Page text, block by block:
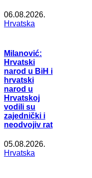
06.08.2026.
Hrvatska
Milanović:
Hrvatski
narod u BiH i
hrvatski
narod u
Hrvatskoj
vodili su
zajednički i
neodvojiv rat
05.08.2026.
Hrvatska